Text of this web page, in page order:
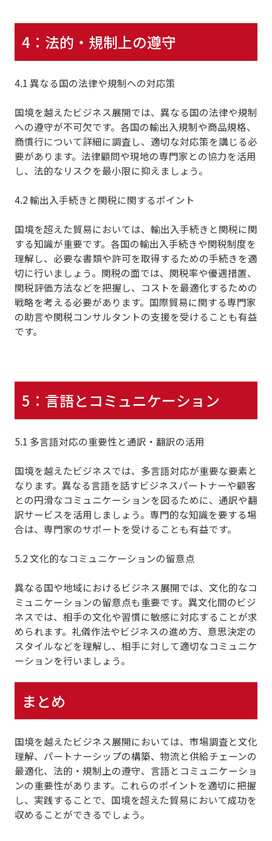
4：法的・規制上の遵守
4.1 異なる国の法律や規制への対応策
国境を越えたビジネス展開では、 異なる国の法律や規制
への遵守が不可欠です。各国の輸出入規制や商品規格、
商慣行について詳細に調査し、適切な対応策を講じる必
要があります。法律顧問や現地の専門家との協力を活用
し、法的なリスクを最小限に抑えましょう。
4.2 輸出入手続きと関税に関するポイント
国境を超えた貿易においては、 輸出入手続きと関税に関
する知識が重要です。各国の輸出入手続きや関税制度を
理解し、必要な書類や許可を取得するための手続きを適
切に行いましょう。関税の面では、関税率や優遇措置、
関税評価方法などを把握し、コストを最適化するための
戦略を考える必要があります。 国際貿易に関する専門家
の助言や関税コンサルタントの支援を受けることも有益
です。
5：言語とコミュニケーション
5.1 多言語対応の重要性と通訳・翻訳の活用
国境を越えたビジネスでは、多言語対応が重要な要素と
なります。異なる言語を話すビジネスパートナーや顧客
との円滑なコミュニケーションを図るために、通訳や翻
訳サービスを活用しましょう。専門的な知識を要する場
合は、専門家のサポートを受けることも有益です。
5.2 文化的なコミュニケーションの留意点
異なる国や地域におけるビジネス展開では、文化的なコ
ミュニケーションの留意点も重要です。異文化間のビジ
ネスでは、相手の文化や習慣に敏感に対応することが求
められます。礼儀作法やビジネスの進め方、意思決定の
スタイルなどを理解し、相手に対して適切なコミュニケ
ーションを行いましょう。
まとめ
国境を越えたビジネス展開においては、市場調査と文化
理解、パートナーシップの構築、物流と供給チェーンの
最適化、法的・規制上の遵守、言語とコミュニケーショ
ンの重要性があります。これらのポイントを適切に把握
し、実践することで、国境を超えた貿易において成功を
収めることができるでしょう。